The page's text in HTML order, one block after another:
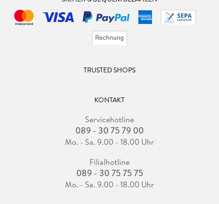
TRUSTED SHOPS
KONTAKT
Servicehotline
089 - 30 75 79 00
Mo. - Sa. 9.00 - 18.00 Uhr
Filialhotline
089 - 30 75 75 75
Mo. - Sa. 9.00 - 18.00 Uhr